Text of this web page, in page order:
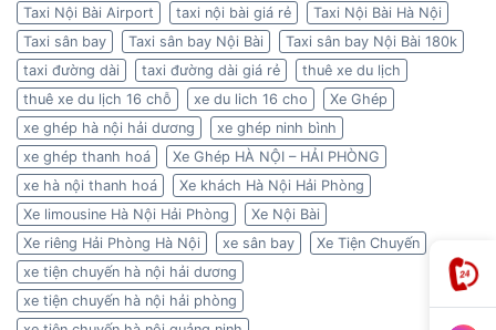
Taxi Nội Bài Airport
taxi nội bài giá rẻ
Taxi Nội Bài Hà Nội
Taxi sân bay
Taxi sân bay Nội Bài
Taxi sân bay Nội Bài 180k
taxi đường dài
taxi đường dài giá rẻ
thuê xe du lịch
thuê xe du lịch 16 chỗ
xe du lich 16 cho
Xe Ghép
xe ghép hà nội hải dương
xe ghép ninh bình
xe ghép thanh hoá
Xe Ghép HÀ NỘI – HẢI PHÒNG
xe hà nội thanh hoá
Xe khách Hà Nội Hải Phòng
Xe limousine Hà Nội Hải Phòng
Xe Nội Bài
Xe riêng Hải Phòng Hà Nội
xe sân bay
Xe Tiện Chuyến
xe tiện chuyến hà nội hải dương
xe tiện chuyến hà nội hải phòng